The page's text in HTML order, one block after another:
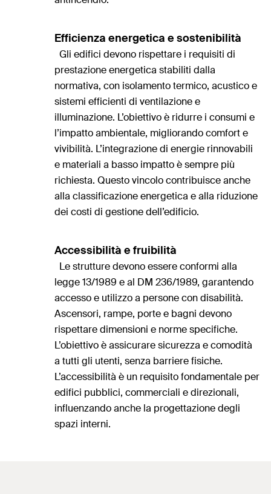
Efficienza energetica e sostenibilità
Gli edifici devono rispettare i requisiti di
prestazione energetica stabiliti dalla
normativa, con isolamento termico, acustico e
sistemi efficienti di ventilazione e
illuminazione. L’obiettivo è ridurre i consumi e
l’impatto ambientale, migliorando comfort e
vivibilità. L’integrazione di energie rinnovabili
e materiali a basso impatto è sempre più
richiesta. Questo vincolo contribuisce anche
alla classificazione energetica e alla riduzione
dei costi di gestione dell’edificio.
Accessibilità e fruibilità
Le strutture devono essere conformi alla
legge 13/1989 e al DM 236/1989, garantendo
accesso e utilizzo a persone con disabilità.
Ascensori, rampe, porte e bagni devono
rispettare dimensioni e norme specifiche.
L’obiettivo è assicurare sicurezza e comodità
a tutti gli utenti, senza barriere fisiche.
L’accessibilità è un requisito fondamentale per
edifici pubblici, commerciali e direzionali,
influenzando anche la progettazione degli
spazi interni.